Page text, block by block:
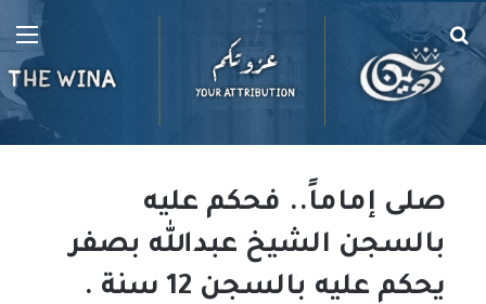
بحث
عن
صلى إماماً.. فحكم عليه
بالسجن الشيخ عبدالله بصفر
يحكم عليه بالسجن 12 سنة .